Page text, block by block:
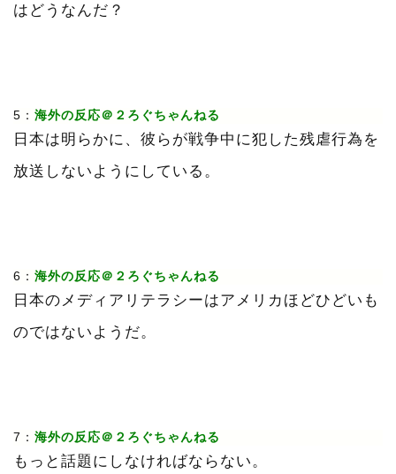
はどうなんだ？
5： 海外の反応＠２ろぐちゃんねる
日本は明らかに、彼らが戦争中に犯した残虐行為を
放送しないようにしている。
6： 海外の反応＠２ろぐちゃんねる
日本のメディアリテラシーはアメリカほどひどいも
のではないようだ。
7： 海外の反応＠２ろぐちゃんねる
もっと話題にしなければならない。